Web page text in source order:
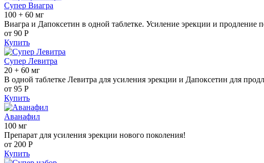
Супер Виагра
100 + 60 мг
Виагра и Дапоксетин в одной таблетке. Усиление эрекции и продление
от 90 Р
Купить
Супер Левитра
20 + 60 мг
В одной таблетке Левитра для усиления эрекции и Дапоксетин для
от 95 Р
Купить
Аванафил
100 мг
Препарат для усиления эрекции нового поколения!
от 200 Р
Купить